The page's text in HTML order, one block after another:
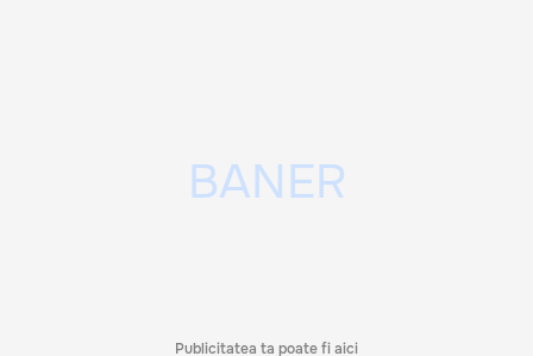
Publicitatea ta poate fi aici